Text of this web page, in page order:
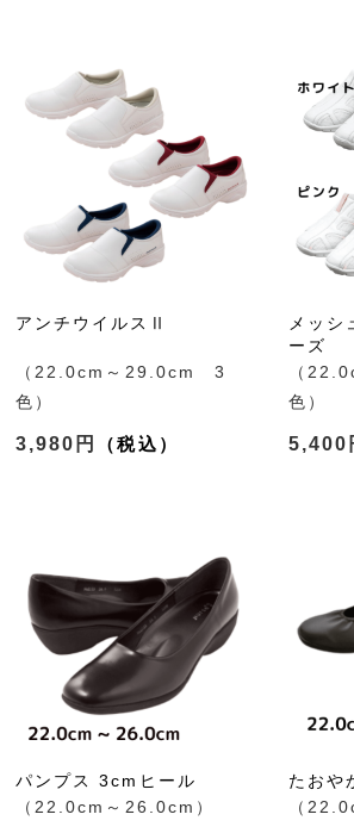
アンチウイルスⅡ
（22.0cm～29.0cm 3
色）
3,980円
メッシ
ーズ
（
色）
5,400
パンプス 3cmヒール
（22.0cm～26.0cm）
たおや
（